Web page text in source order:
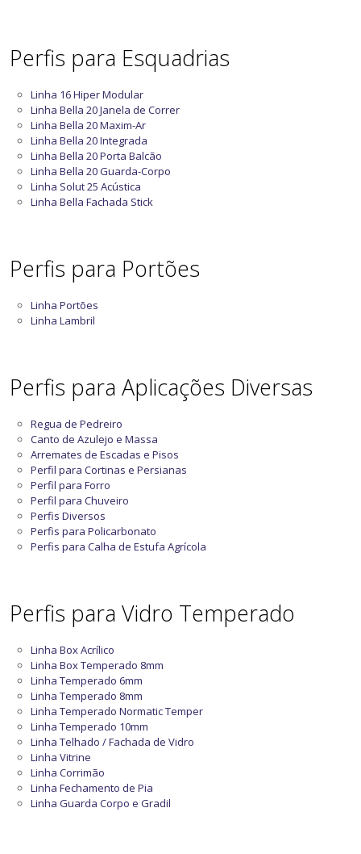
Perfis para Esquadrias
Linha 16 Hiper Modular
Linha Bella 20 Janela de Correr
Linha Bella 20 Maxim-Ar
Linha Bella 20 Integrada
Linha Bella 20 Porta Balcão
Linha Bella 20 Guarda-Corpo
Linha Solut 25 Acústica
Linha Bella Fachada Stick
Perfis para Portões
Linha Portões
Linha Lambril
Perfis para Aplicações Diversas
Regua de Pedreiro
Canto de Azulejo e Massa
Arremates de Escadas e Pisos
Perfil para Cortinas e Persianas
Perfil para Forro
Perfil para Chuveiro
Perfis Diversos
Perfis para Policarbonato
Perfis para Calha de Estufa Agrícola
Perfis para Vidro Temperado
Linha Box Acrílico
Linha Box Temperado 8mm
Linha Temperado 6mm
Linha Temperado 8mm
Linha Temperado Normatic Temper
Linha Temperado 10mm
Linha Telhado / Fachada de Vidro
Linha Vitrine
Linha Corrimão
Linha Fechamento de Pia
Linha Guarda Corpo e Gradil